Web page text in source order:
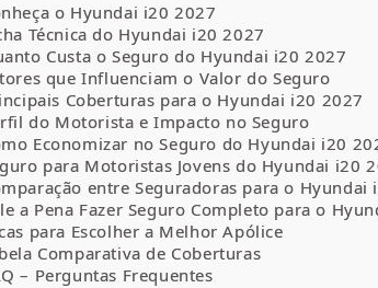
o Hyundai i20 2027
Técnica do Hyundai i20 2027
Custa o Seguro do Hyundai i20 2027
que Influenciam o Valor do Seguro
Coberturas para o Hyundai i20 2027
do Motorista e Impacto no Seguro
Economizar no Seguro do Hyundai i20
para Motoristas Jovens do Hyundai i20
entre Seguradoras para o Hyundai
a Pena Fazer Seguro Completo para o
para Escolher a Melhor Apólice
Comparativa de Coberturas
– Perguntas Frequentes